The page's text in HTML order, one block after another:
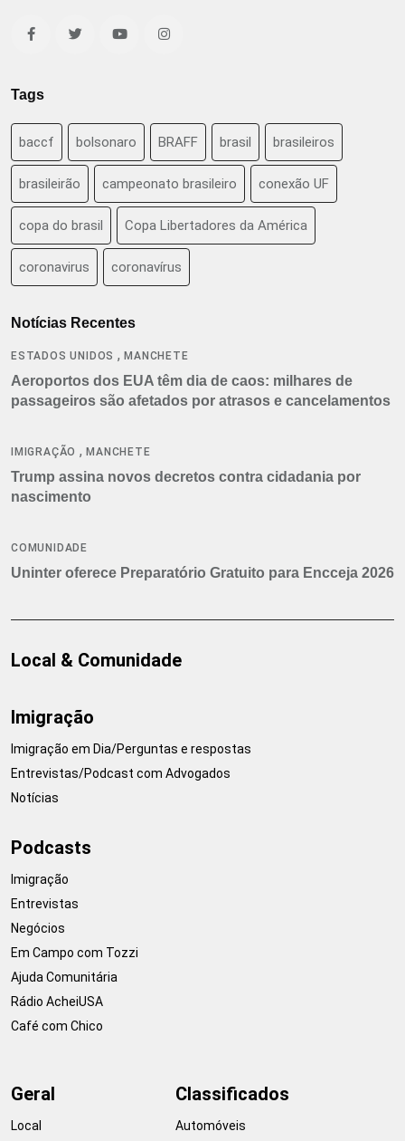
Tags
baccf bolsonaro BRAFF brasil brasileiros
brasileirão campeonato brasileiro conexão UF
copa do brasil Copa Libertadores da América
coronavirus coronavírus
Notícias Recentes
ESTADOS UNIDOS ,MANCHETE
Aeroportos dos EUA têm dia de caos: milhares de
passageiros são afetados por atrasos e cancelamentos
IMIGRAÇÃO ,MANCHETE
Trump assina novos decretos contra cidadania por
nascimento
COMUNIDADE
Uninter oferece Preparatório Gratuito para Encceja 2026
Local & Comunidade
Imigração
Imigração em Dia/Perguntas e respostas
Entrevistas/Podcast com Advogados
Notícias
Podcasts
Imigração
Entrevistas
Negócios
Em Campo com Tozzi
Ajuda Comunitária
Rádio AcheiUSA
Café com Chico
Geral
Local
Classificados
Automóveis